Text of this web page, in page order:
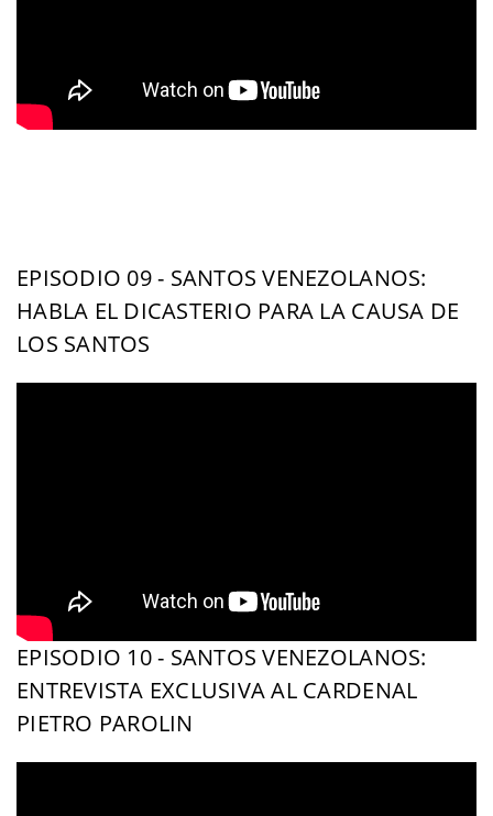
EPISODIO 09 - SANTOS VENEZOLANOS:
HABLA EL DICASTERIO PARA LA CAUSA DE
LOS SANTOS
EPISODIO 10 - SANTOS VENEZOLANOS:
ENTREVISTA EXCLUSIVA AL CARDENAL
PIETRO PAROLIN